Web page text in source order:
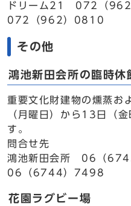
ドリーム21 072（962
072（962）0810
その他
鴻池新田会所の臨時休
重要文化財建物の燻蒸お
（月曜日）から13日（
す。
問合せ先
鴻池新田会所 06（
06（6744）7498
花園ラグビー場